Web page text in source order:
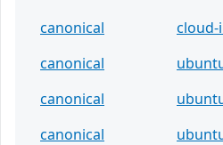
canonical
canonical
canonical
canonical